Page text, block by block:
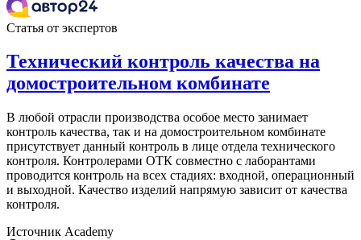
Статья от экспертов
Технический контроль качества на
домостроительном комбинате
В любой отрасли производства особое место занимает
контроль качества, так и на домостроительном комбинате
присутствует данный контроль в лице отдела технического
контроля. Контролерами ОТК совместно с лаборантами
проводится контроль на всех стадиях: входной, операционный
и выходной. Качество изделий напрямую зависит от качества
контроля.
Источник Academy